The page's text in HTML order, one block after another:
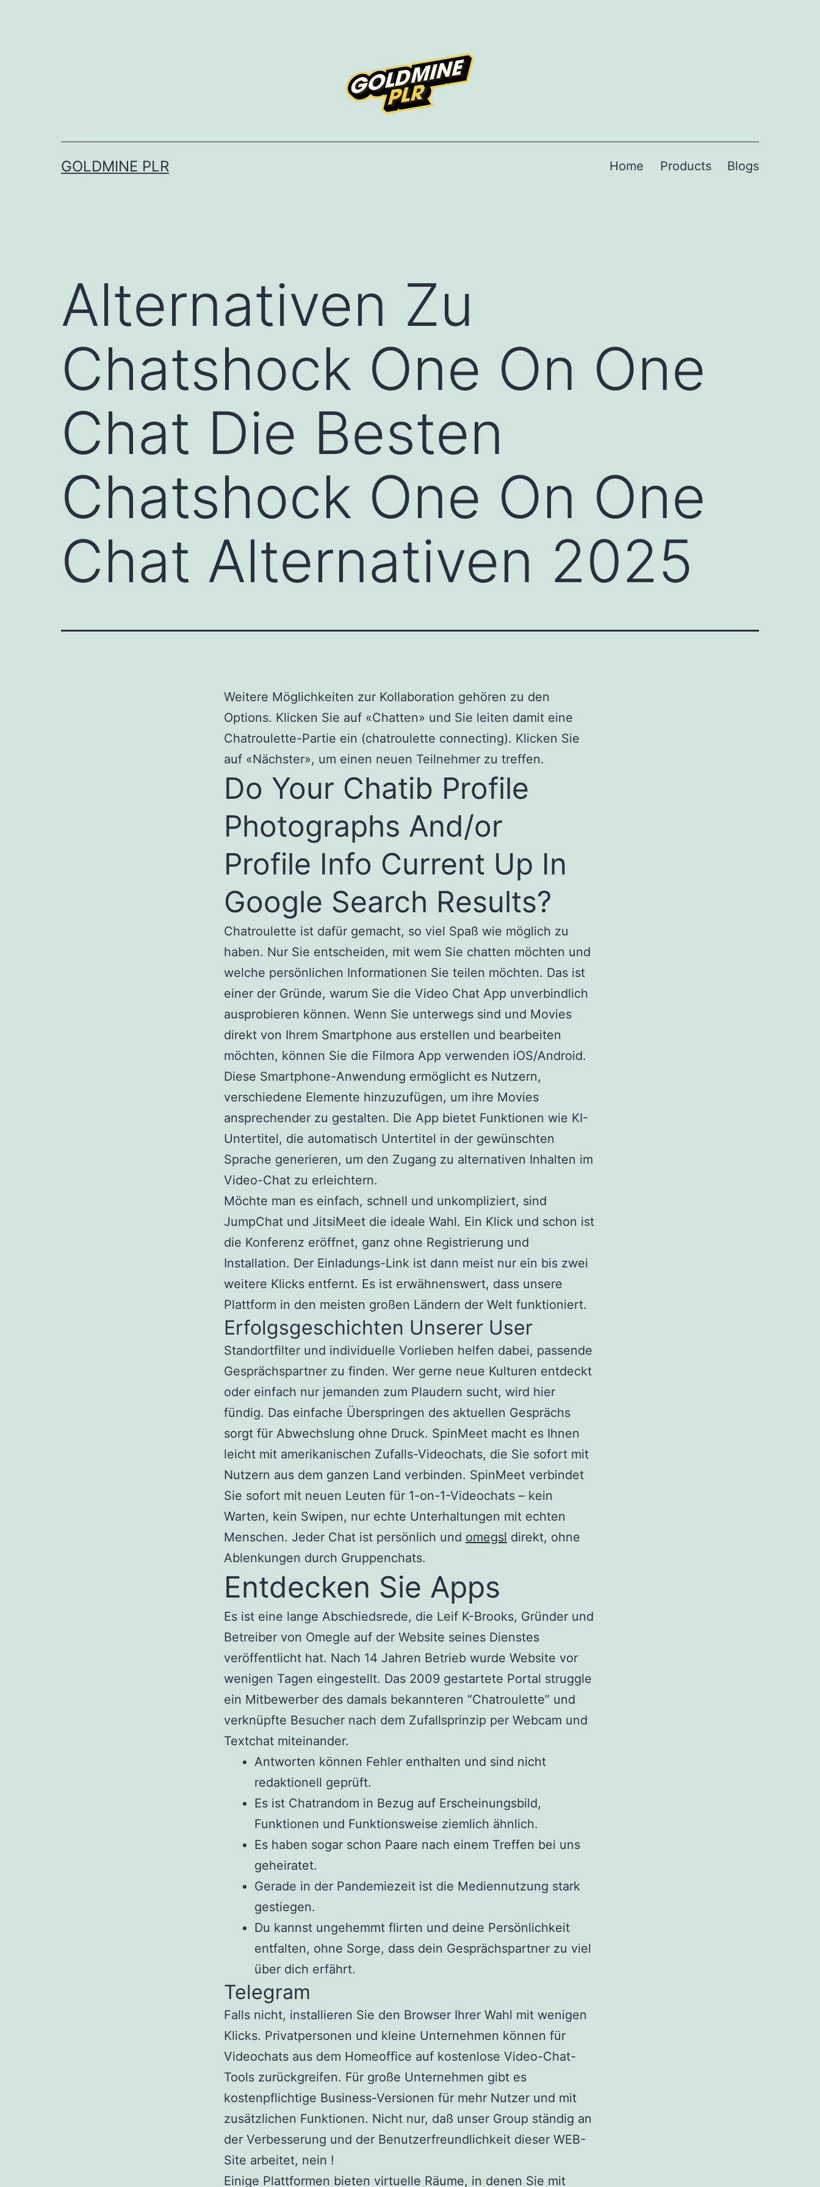
GOLDMINE PLR Home Products Blogs
Alternativen Zu
Chatshock One On One
Chat Die Besten
Chatshock One On One
Chat Alternativen 2025
Weitere Möglichkeiten zur Kollaboration gehören zu den
Options. Klicken Sie auf «Chatten» und Sie leiten damit eine
Chatroulette-Partie ein (chatroulette connecting). Klicken Sie
auf «Nächster», um einen neuen Teilnehmer zu treffen.
Do Your Chatib Profile
Photographs And/or
Profile Info Current Up In
Google Search Results?
Chatroulette ist dafür gemacht, so viel Spaß wie möglich zu
haben. Nur Sie entscheiden, mit wem Sie chatten möchten und
welche persönlichen Informationen Sie teilen möchten. Das ist
einer der Gründe, warum Sie die Video Chat App unverbindlich
ausprobieren können. Wenn Sie unterwegs sind und Movies
direkt von Ihrem Smartphone aus erstellen und bearbeiten
möchten, können Sie die Filmora App verwenden iOS/Android.
Diese Smartphone-Anwendung ermöglicht es Nutzern,
verschiedene Elemente hinzuzufügen, um ihre Movies
ansprechender zu gestalten. Die App bietet Funktionen wie KI-
Untertitel, die automatisch Untertitel in der gewünschten
Sprache generieren, um den Zugang zu alternativen Inhalten im
Video-Chat zu erleichtern.
Möchte man es einfach, schnell und unkompliziert, sind
JumpChat und JitsiMeet die ideale Wahl. Ein Klick und schon ist
die Konferenz eröffnet, ganz ohne Registrierung und
Installation. Der Einladungs-Link ist dann meist nur ein bis zwei
weitere Klicks entfernt. Es ist erwähnenswert, dass unsere
Plattform in den meisten großen Ländern der Welt funktioniert.
Erfolgsgeschichten Unserer User
Standortfilter und individuelle Vorlieben helfen dabei, passende
Gesprächspartner zu finden. Wer gerne neue Kulturen entdeckt
oder einfach nur jemanden zum Plaudern sucht, wird hier
fündig. Das einfache Überspringen des aktuellen Gesprächs
sorgt für Abwechslung ohne Druck. SpinMeet macht es Ihnen
leicht mit amerikanischen Zufalls-Videochats, die Sie sofort mit
Nutzern aus dem ganzen Land verbinden. SpinMeet verbindet
Sie sofort mit neuen Leuten für 1-on-1-Videochats – kein
Warten, kein Swipen, nur echte Unterhaltungen mit echten
Menschen. Jeder Chat ist persönlich und omegsl direkt, ohne
Ablenkungen durch Gruppenchats.
Entdecken Sie Apps
Es ist eine lange Abschiedsrede, die Leif K-Brooks, Gründer und
Betreiber von Omegle auf der Website seines Dienstes
veröffentlicht hat. Nach 14 Jahren Betrieb wurde Website vor
wenigen Tagen eingestellt. Das 2009 gestartete Portal struggle
ein Mitbewerber des damals bekannteren “Chatroulette” und
verknüpfte Besucher nach dem Zufallsprinzip per Webcam und
Textchat miteinander.
Antworten können Fehler enthalten und sind nicht
redaktionell geprüft.
Es ist Chatrandom in Bezug auf Erscheinungsbild,
Funktionen und Funktionsweise ziemlich ähnlich.
Es haben sogar schon Paare nach einem Treffen bei uns
geheiratet.
Gerade in der Pandemiezeit ist die Mediennutzung stark
gestiegen.
Du kannst ungehemmt flirten und deine Persönlichkeit
entfalten, ohne Sorge, dass dein Gesprächspartner zu viel
über dich erfährt.
Telegram
Falls nicht, installieren Sie den Browser Ihrer Wahl mit wenigen
Klicks. Privatpersonen und kleine Unternehmen können für
Videochats aus dem Homeoffice auf kostenlose Video-Chat-
Tools zurückgreifen. Für große Unternehmen gibt es
kostenpflichtige Business-Versionen für mehr Nutzer und mit
zusätzlichen Funktionen. Nicht nur, daß unser Group ständig an
der Verbesserung und der Benutzerfreundlichkeit dieser WEB-
Site arbeitet, nein !
Einige Plattformen bieten virtuelle Räume, in denen Sie mit